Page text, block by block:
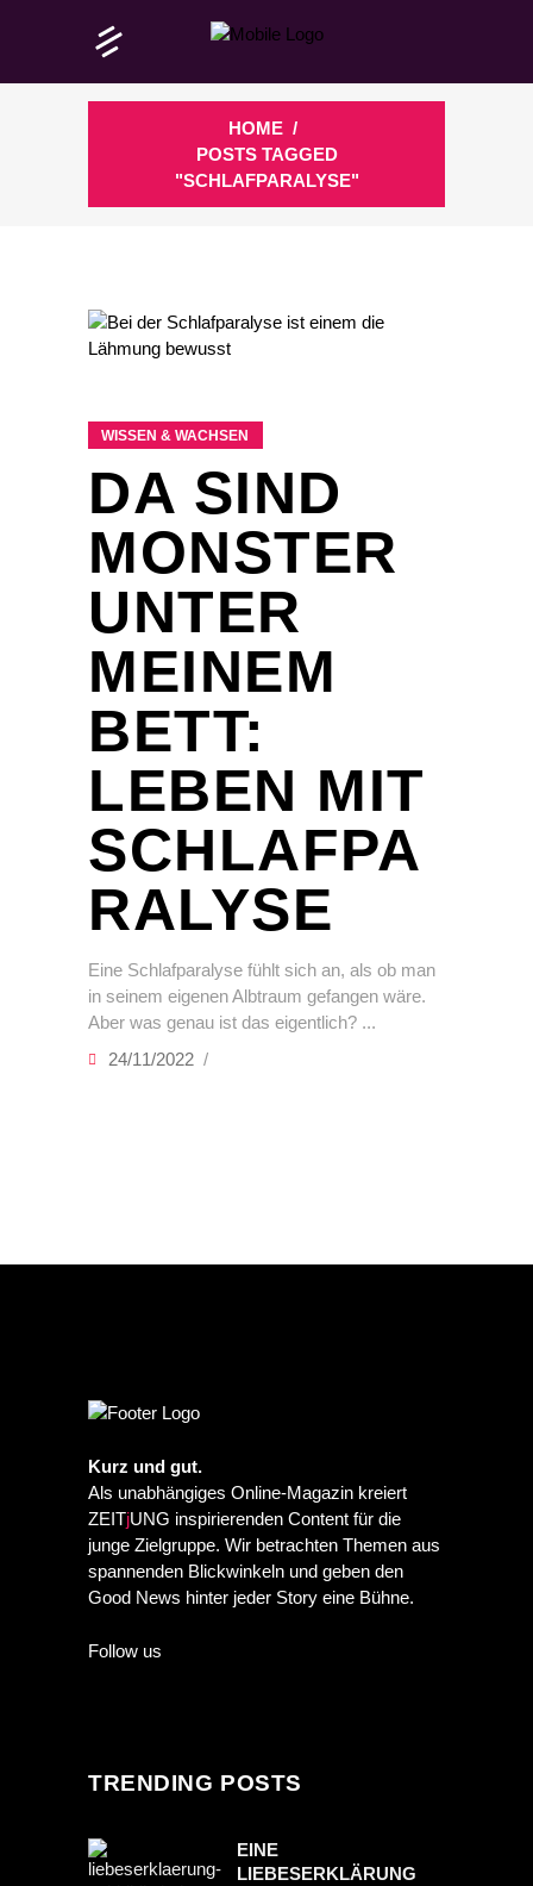
HOME /
POSTS TAGGED
"SCHLAFPARALYSE"
WISSEN & WACHSEN
DA SIND
MONSTER
UNTER
MEINEM
BETT:
LEBEN MIT
SCHLAFPA
RALYSE
Eine Schlafparalyse fühlt sich an, als ob man
in seinem eigenen Albtraum gefangen wäre.
Aber was genau ist das eigentlich?
24/11/2022
Kurz und gut.
Als unabhängiges Online-Magazin kreiert
ZEITjUNG inspirierenden Content für die
junge Zielgruppe. Wir betrachten Themen aus
spannenden Blickwinkeln und geben den
Good News hinter jeder Story eine Bühne.
Follow us
TRENDING POSTS
EINE
LIEBESERKLÄRUNG